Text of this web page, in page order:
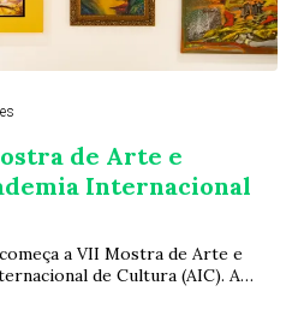
de Arte e
Internacional
a VII Mostra de Arte e
de Cultura (AIC). A